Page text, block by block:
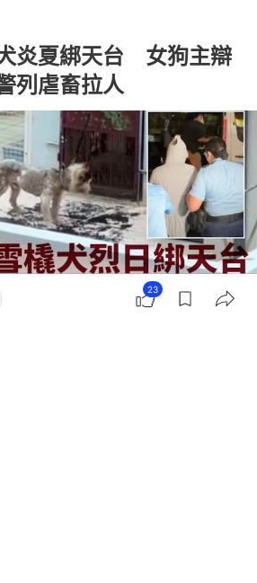
炎夏綁天台 女狗主辯
列虐畜拉人
23